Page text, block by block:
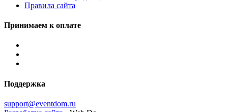
Правила сайта
Принимаем к оплате
Поддержка
support@eventdom.ru